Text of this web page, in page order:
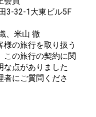
3-32-1大東ビル5F
、米山 徹
の旅行を取り扱う
この旅行の契約に関
な点がありました
者にご質問くださ